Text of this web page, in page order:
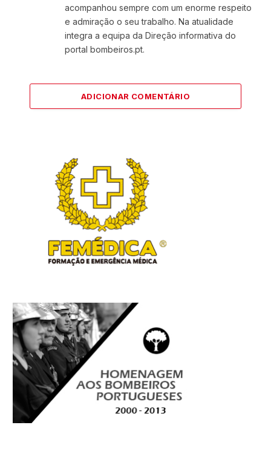
acompanhou sempre com um enorme respeito
e admiração o seu trabalho. Na atualidade
integra a equipa da Direção informativa do
portal bombeiros.pt.
ADICIONAR COMENTÁRIO